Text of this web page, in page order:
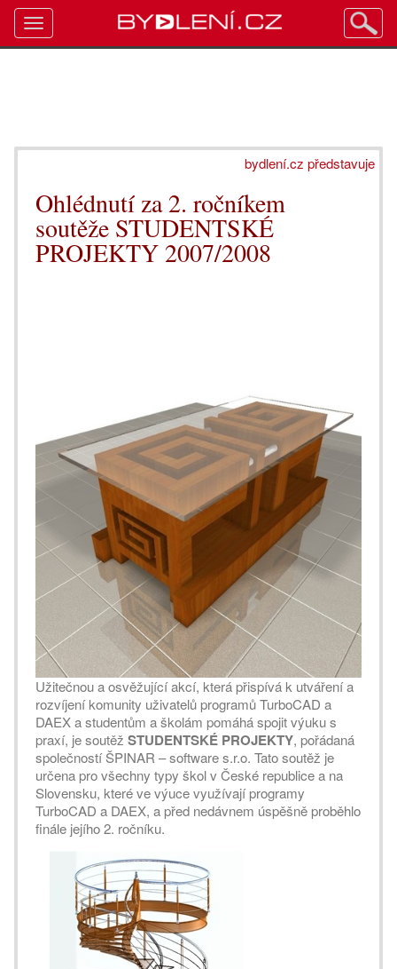
bydlení.cz představuje
Ohlédnutí za 2. ročníkem
soutěže STUDENTSKÉ
PROJEKTY 2007/2008
Matej Procházka, ZSŠD, Zvolen, Cena za zpracování
prezentace projektu
Užitečnou a osvěžující akcí, která přispívá k utváření a
rozvíjení komunity uživatelů programů TurboCAD a
DAEX a studentům a školám pomáhá spojit výuku s
praxí, je soutěž STUDENTSKÉ PROJEKTY, pořádaná
společností ŠPINAR – software s.r.o. Tato soutěž je
určena pro všechny typy škol v České republice a na
Slovensku, které ve výuce využívají programy
TurboCAD a DAEX, a před nedávnem úspěšně proběhlo
finále jejího 2. ročníku.
Toggle
navigation